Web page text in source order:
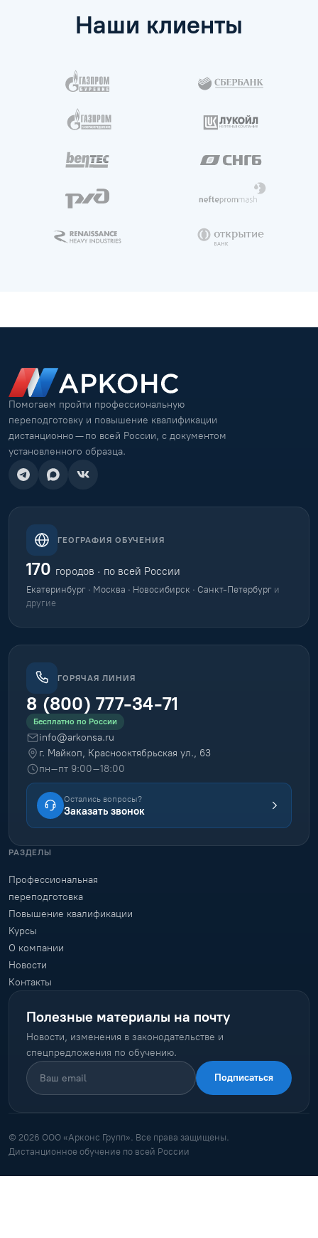
Наши клиенты
Помогаем пройти профессиональную
переподготовку и повышение квалификации
дистанционно — по всей России, с документом
установленного образца.
ГЕОГРАФИЯ ОБУЧЕНИЯ
170 городов · по всей России
Екатеринбург · Москва · Новосибирск · Санкт-Петербург и
другие
ГОРЯЧАЯ ЛИНИЯ
8 (800) 777-34-71
Бесплатно по России
info@arkonsa.ru
г. Майкоп, Краснооктябрьская ул., 63
пн–пт 9:00–18:00
Остались вопросы?
Заказать звонок
РАЗДЕЛЫ
Профессиональная
переподготовка
Повышение квалификации
Курсы
О компании
Новости
Контакты
Полезные материалы на почту
Новости, изменения в законодательстве и
спецпредложения по обучению.
Подписаться
© 2026 ООО «Арконс Групп». Все права защищены.
Дистанционное обучение по всей России